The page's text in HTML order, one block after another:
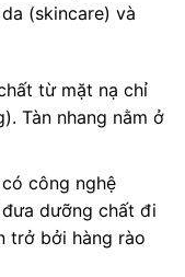
(skincare) và
từ mặt nạ chỉ
Tàn nhang nằm ở
công nghệ
dưỡng chất đi
trở bởi hàng rào